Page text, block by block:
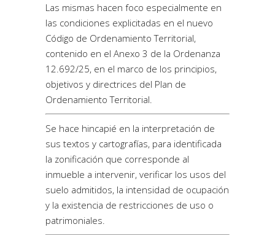
Las mismas hacen foco especialmente en
las condiciones explicitadas en el nuevo
Código de Ordenamiento Territorial,
contenido en el Anexo 3 de la Ordenanza
12.692/25, en el marco de los principios,
objetivos y directrices del Plan de
Ordenamiento Territorial.
Se hace hincapié en la interpretación de
sus textos y cartografías, para identificada
la zonificación que corresponde al
inmueble a intervenir, verificar los usos del
suelo admitidos, la intensidad de ocupación
y la existencia de restricciones de uso o
patrimoniales.